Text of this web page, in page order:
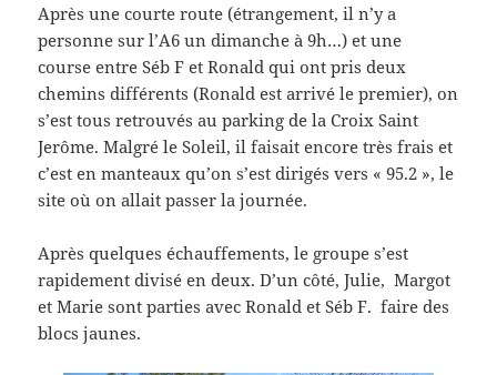
Après une courte route (étrangement, il n’y a
personne sur l’A6 un dimanche à 9h…) et une
course entre Séb F et Ronald qui ont pris deux
chemins différents (Ronald est arrivé le premier), on
s’est tous retrouvés au parking de la Croix Saint
Jerôme. Malgré le Soleil, il faisait encore très frais et
c’est en manteaux qu’on s’est dirigés vers « 95.2 », le
site où on allait passer la journée.
Après quelques échauffements, le groupe s’est
rapidement divisé en deux. D’un côté, Julie, Margot
et Marie sont parties avec Ronald et Séb F. faire des
blocs jaunes.